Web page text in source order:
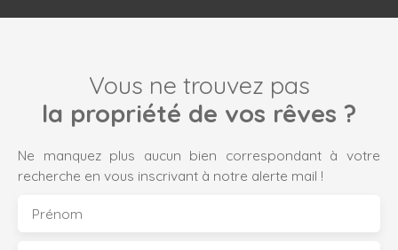
Vous ne trouvez pas
la propriété de vos rêves ?
Ne manquez plus aucun bien correspondant à votre
recherche en vous inscrivant à notre alerte mail !
Prénom